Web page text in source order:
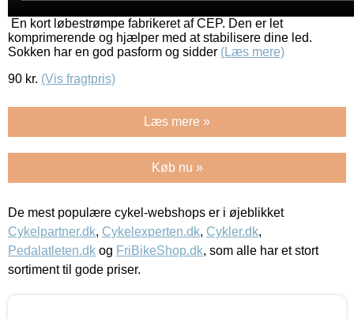
En kort løbestrømpe fabrikeret af CEP. Den er let
komprimerende og hjælper med at stabilisere dine led.
Sokken har en god pasform og sidder (Læs mere)
90 kr. (Vis fragtpris)
Læs mere »
Køb nu »
De mest populære cykel-webshops er i øjeblikket
Cykelpartner.dk, Cykelexperten.dk, Cykler.dk,
Pedalatleten.dk og FriBikeShop.dk, som alle har et stort
sortiment til gode priser.